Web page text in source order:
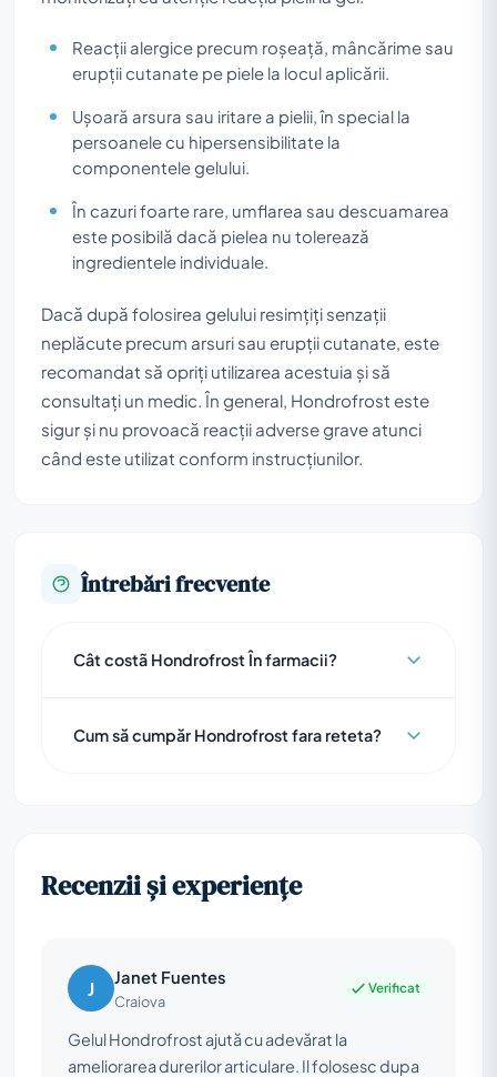
Reacții alergice precum roșeață, mâncărime sau
erupții cutanate pe piele la locul aplicării.
Ușoară arsura sau iritare a pielii, în special la
persoanele cu hipersensibilitate la
componentele gelului.
În cazuri foarte rare, umflarea sau descuamarea
este posibilă dacă pielea nu tolerează
ingredientele individuale.
Dacă după folosirea gelului resimțiți senzații
neplăcute precum arsuri sau erupții cutanate, este
recomandat să opriți utilizarea acestuia și să
consultați un medic. În general, Hondrofrost este
sigur și nu provoacă reacții adverse grave atunci
când este utilizat conform instrucțiunilor.
Întrebări frecvente
Cât costã Hondrofrost În farmacii?
Cum să cumpăr Hondrofrost fara reteta?
Recenzii și experiențe
J Janet Fuentes
Craiova
Verificat
Gelul Hondrofrost ajută cu adevărat la
ameliorarea durerilor articulare. Il folosesc dupa